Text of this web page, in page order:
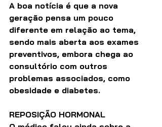
A boa notícia é que a nova
geração pensa um pouco
diferente em relação ao tema,
sendo mais aberta aos exames
preventivos, embora chega ao
consultório com outros
problemas associados, como
obesidade e diabetes.
REPOSIÇÃO HORMONAL